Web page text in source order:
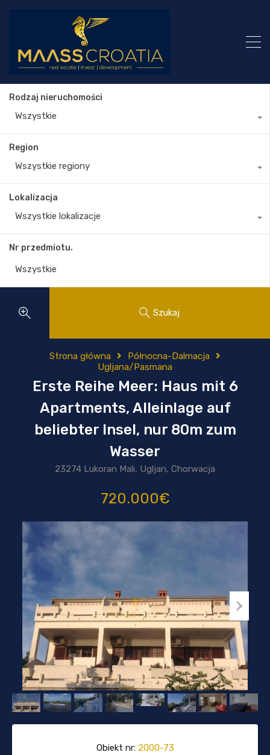
Rodzaj nieruchomości
Wszystkie
Region
Wszystkie regiony
Lokalizacja
Wszystkie lokalizacje
Nr przedmiotu.
Szukaj
Strona główna
Północna-Dalmacja
Ugljana/Pasmana
Erste Reihe Meer: Haus mit 6
Apartments, Alleinlage auf
beliebter Insel, nur 80m zum
Wasser
23274 Lukoran Mali, Ugljan, Chorwacja
720.000€
Obiekt nr:2000-73